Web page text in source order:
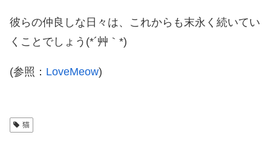
彼らの仲良しな日々は、これからも末永く続いてい
くことでしょう(*´艸｀*)
(参照： LoveMeow)
猫